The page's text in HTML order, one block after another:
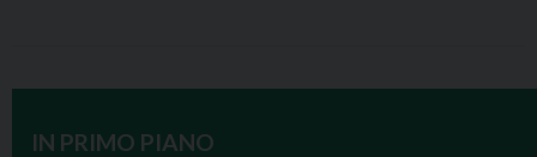
IN PRIMO PIANO